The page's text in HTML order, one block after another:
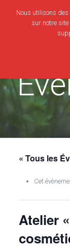
« Tous les
Cet
Atelier
Nous utilisons
sur notre